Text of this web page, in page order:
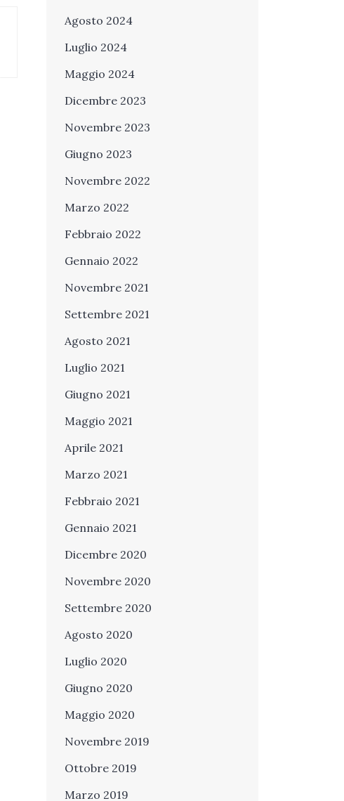
Agosto 2024
Luglio 2024
Maggio 2024
Dicembre 2023
Novembre 2023
Giugno 2023
Novembre 2022
Marzo 2022
Febbraio 2022
Gennaio 2022
Novembre 2021
Settembre 2021
Agosto 2021
Luglio 2021
Giugno 2021
Maggio 2021
Aprile 2021
Marzo 2021
Febbraio 2021
Gennaio 2021
Dicembre 2020
Novembre 2020
Settembre 2020
Agosto 2020
Luglio 2020
Giugno 2020
Maggio 2020
Novembre 2019
Ottobre 2019
Marzo 2019